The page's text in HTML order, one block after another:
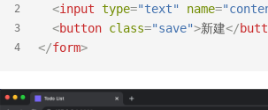
2
3
4
<input type="text" name=
<button class="save">新建</
</form>